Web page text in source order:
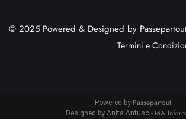
© 2025 Powered & Designed by
Termini e
Powered by Passepartout
Designed by Anita Anfuso - MA